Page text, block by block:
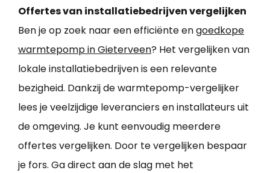
Offertes van installatiebedrijven vergelijken
Ben je op zoek naar een efficiënte engoedkope
warmtepomp in Gieterveen? Het vergelijken van
lokale installatiebedrijven is een relevante
bezigheid. Dankzij de warmtepomp-vergelijker
lees je veelzijdige leveranciers en installateurs uit
de omgeving. Je kunt eenvoudig meerdere
offertes vergelijken. Door te vergelijken bespaar
je fors. Ga direct aan de slag met het